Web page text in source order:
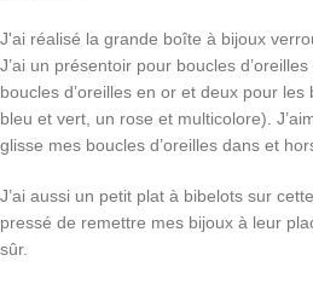
J'ai réalisé la grande boîte à bijoux
J’ai un présentoir pour boucles
boucles d’oreilles en or et deux pour les
bleu et vert, un rose et multicolore).
glisse mes boucles d’oreilles dans et
J’ai aussi un petit plat à bibelots sur
pressé de remettre mes bijoux à leur
sûr.